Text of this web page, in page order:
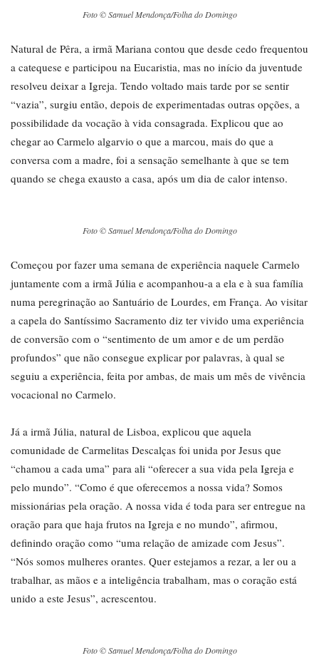
Foto © Samuel Mendonça/Folha do Domingo
Natural de Pêra, a irmã Mariana contou que desde cedo frequentou
a catequese e participou na Eucaristia, mas no início da juventude
resolveu deixar a Igreja. Tendo voltado mais tarde por se sentir
“vazia”, surgiu então, depois de experimentadas outras opções, a
possibilidade da vocação à vida consagrada. Explicou que ao
chegar ao Carmelo algarvio o que a marcou, mais do que a
conversa com a madre, foi a sensação semelhante à que se tem
quando se chega exausto a casa, após um dia de calor intenso.
Foto © Samuel Mendonça/Folha do Domingo
Começou por fazer uma semana de experiência naquele Carmelo
juntamente com a irmã Júlia e acompanhou-a a ela e à sua família
numa peregrinação ao Santuário de Lourdes, em França. Ao visitar
a capela do Santíssimo Sacramento diz ter vivido uma experiência
de conversão com o “sentimento de um amor e de um perdão
profundos” que não consegue explicar por palavras, à qual se
seguiu a experiência, feita por ambas, de mais um mês de vivência
vocacional no Carmelo.
Já a irmã Júlia, natural de Lisboa, explicou que aquela
comunidade de Carmelitas Descalças foi unida por Jesus que
“chamou a cada uma” para ali “oferecer a sua vida pela Igreja e
pelo mundo”. “Como é que oferecemos a nossa vida? Somos
missionárias pela oração. A nossa vida é toda para ser entregue na
oração para que haja frutos na Igreja e no mundo”, afirmou,
definindo oração como “uma relação de amizade com Jesus”.
“Nós somos mulheres orantes. Quer estejamos a rezar, a ler ou a
trabalhar, as mãos e a inteligência trabalham, mas o coração está
unido a este Jesus”, acrescentou.
Foto © Samuel Mendonça/Folha do Domingo